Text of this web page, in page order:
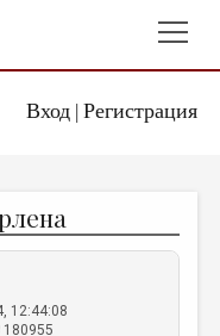
Вход| Регистрация
12:44:08
180955